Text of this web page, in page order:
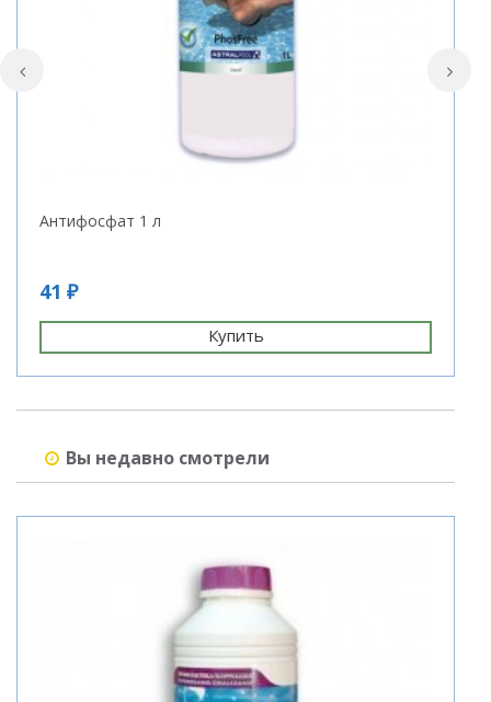
Антифосфат 1 л
41 ₽
Купить
Вы недавно смотрели